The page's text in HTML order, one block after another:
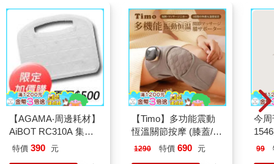
【AGAMA‧周邊耗材】
AiBOT RC310A 集塵
盒專用3M防塵濾網
特價 390 元
【Timo】多功能震動
恆溫關節按摩 (膝蓋/
肩/手肘通用) 無線充電
1290 特價 690 元
今周
99